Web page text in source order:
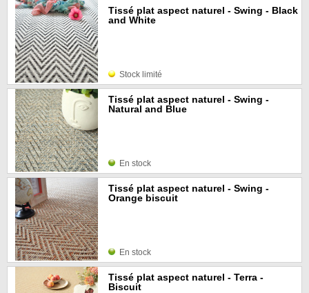
Tissé plat aspect naturel - Swing - Black
and White
Stock limité
Tissé plat aspect naturel - Swing -
Natural and Blue
En stock
Tissé plat aspect naturel - Swing -
Orange biscuit
En stock
Tissé plat aspect naturel - Terra -
Biscuit